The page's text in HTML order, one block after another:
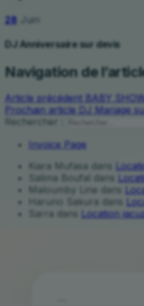
28 Juin
DJ Anniversaire sur devis
Navigation de
Article précédent
BABY
Prochain article
DJ Mariage
Rechercher :
Invoice Page
Kiara Mufasa dans
Salima Boufal
dans
Maloumby Line dans
Haruno Sakura dans
Sarra dans Location